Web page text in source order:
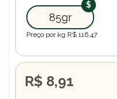
85gr
Preço por kg R$ 116,47
R$ 8,91